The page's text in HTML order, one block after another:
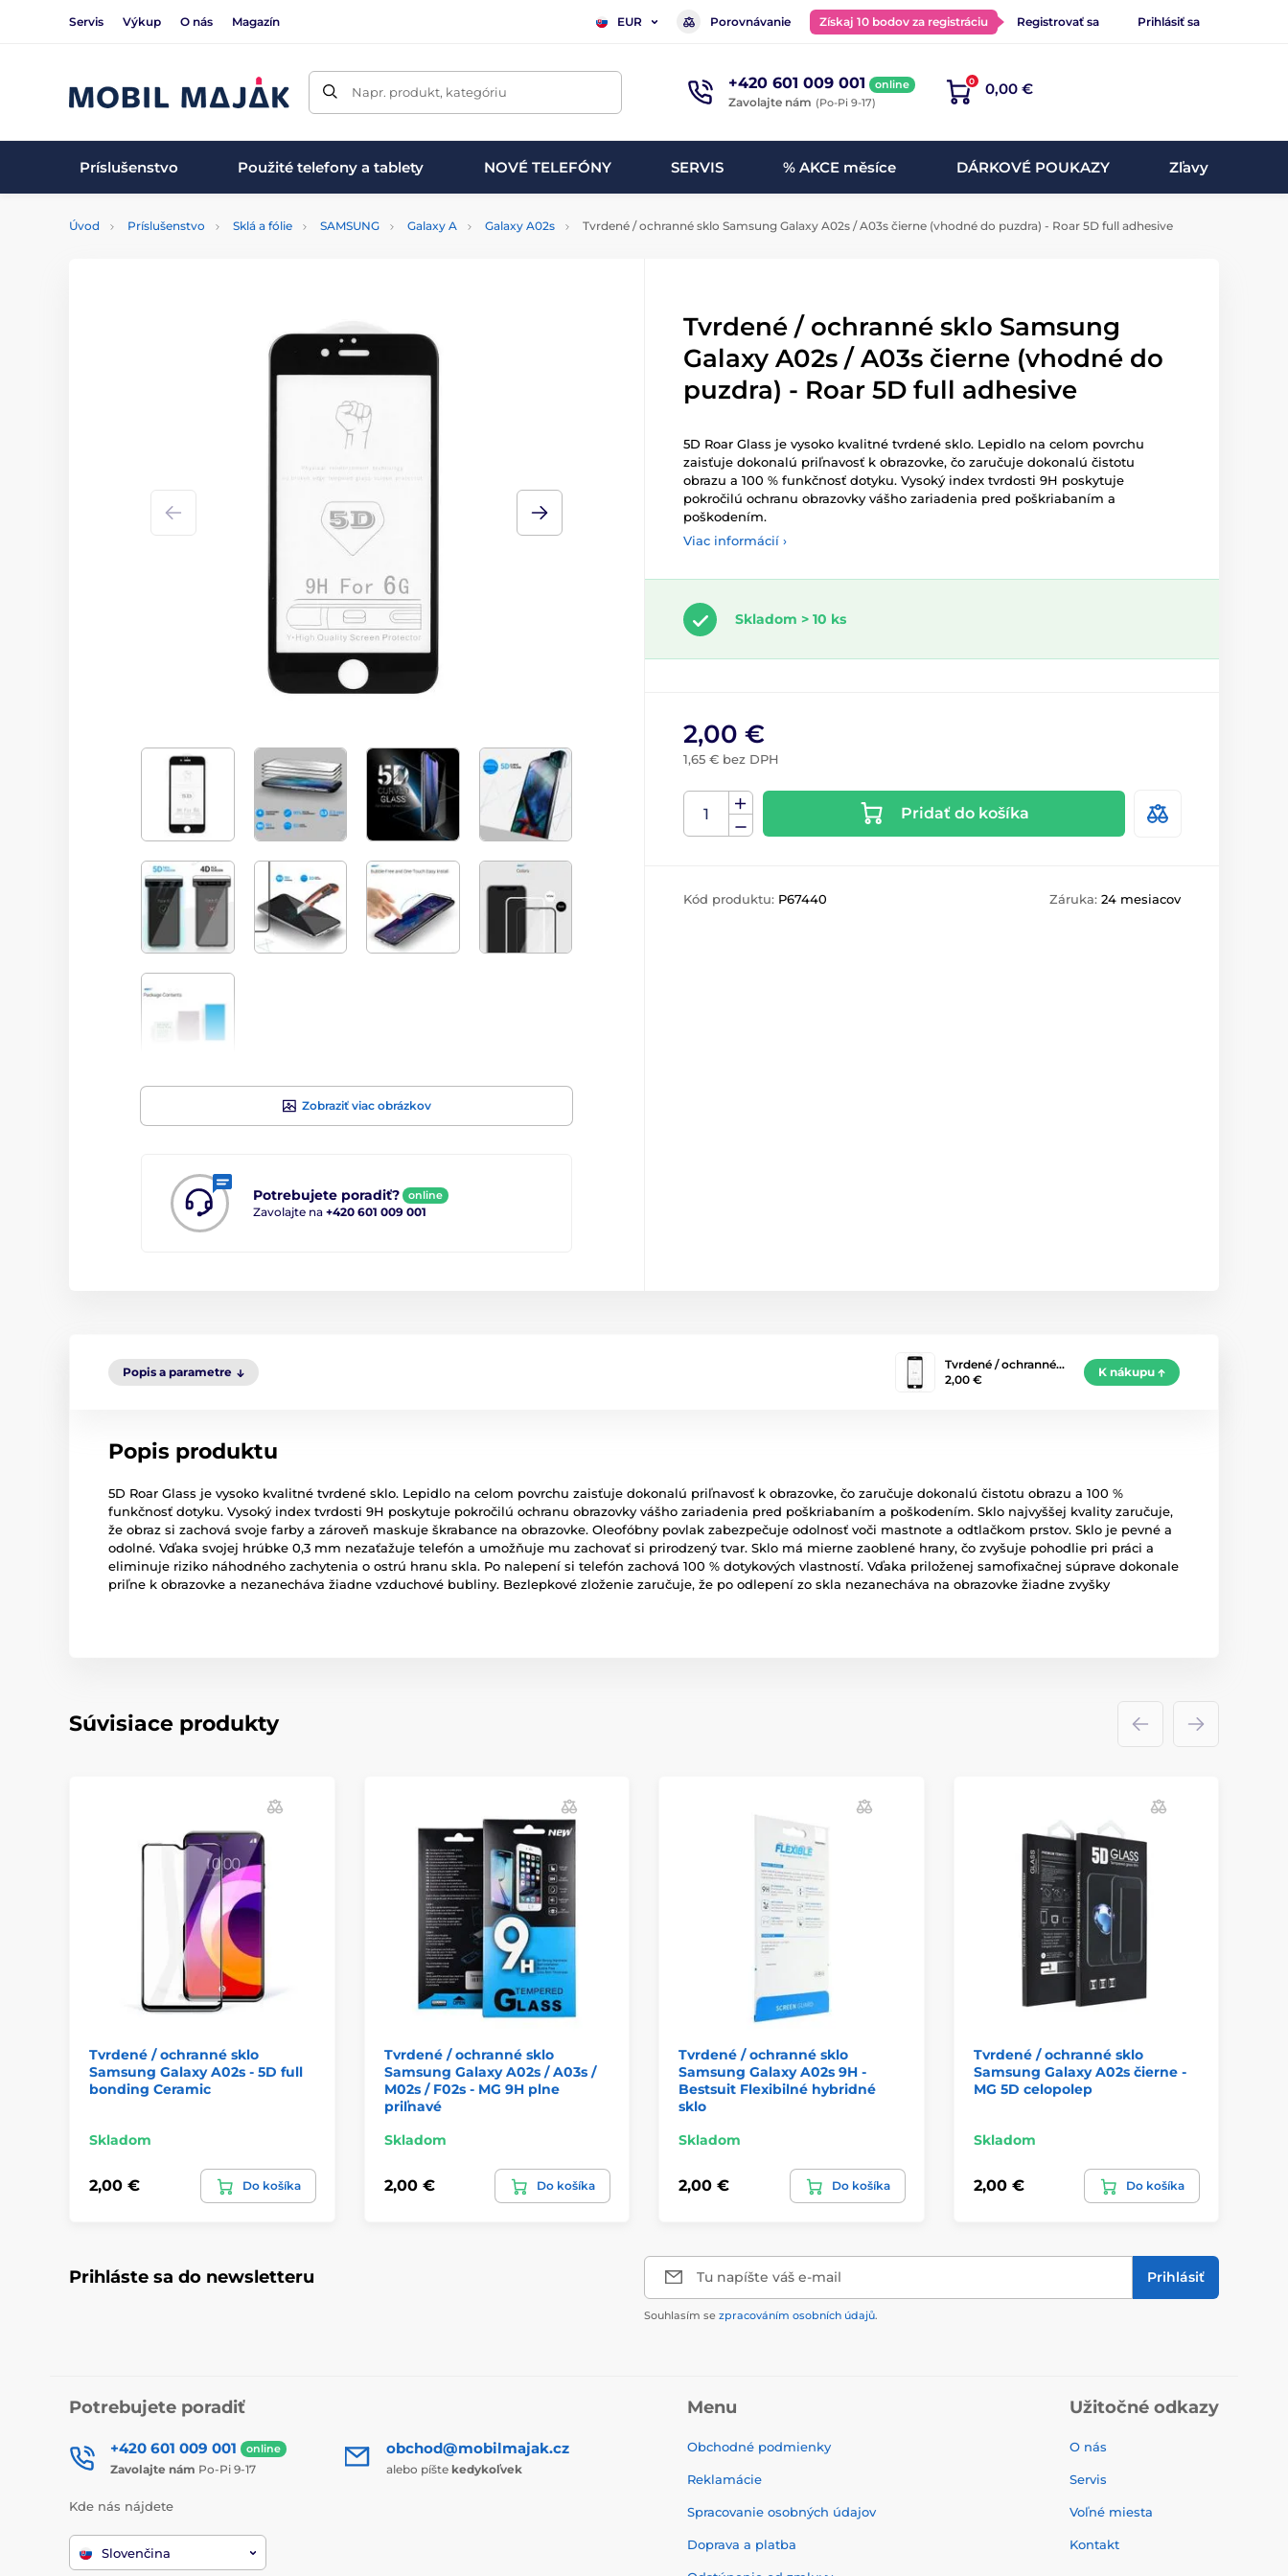
Servis Výkup O nás Magazín EUR Porovnávanie Získaj 10 bodov za registráciu Registrovať sa Prihlásiť sa
Napr. produkt, kategóriu +420 601 009 001 online
Zavolajte nám (Po-Pi 9-17)
0 0,00 €
Príslušenstvo Použité telefony a tablety NOVÉ TELEFÓNY SERVIS % AKCE měsíce DÁRKOVÉ POUKAZY Zľavy
Úvod Príslušenstvo Sklá a fólie SAMSUNG Galaxy A Galaxy A02s Tvrdené / ochranné sklo Samsung Galaxy A02s / A03s čierne (vhodné do puzdra) - Roar 5D full adhesive
Zobraziť viac obrázkov
Potrebujete poradiť? online
Zavolajte na +420 601 009 001
Tvrdené / ochranné sklo Samsung
Galaxy A02s / A03s čierne (vhodné do
puzdra) - Roar 5D full adhesive
5D Roar Glass je vysoko kvalitné tvrdené sklo. Lepidlo na celom povrchu
zaisťuje dokonalú priľnavosť k obrazovke, čo zaručuje dokonalú čistotu
obrazu a 100 % funkčnosť dotyku. Vysoký index tvrdosti 9H poskytuje
pokročilú ochranu obrazovky vášho zariadenia pred poškriabaním a
poškodením.
Viac informácií ›
Skladom > 10 ks
2,00 €
1,65 € bez DPH
Pridať do košíka
Kód produktu: P67440 Záruka: 24 mesiacov
Popis a parametre
Tvrdené / ochranné…
2,00 €
K nákupu
Popis produktu
5D Roar Glass je vysoko kvalitné tvrdené sklo. Lepidlo na celom povrchu zaisťuje dokonalú priľnavosť k obrazovke, čo zaručuje dokonalú čistotu obrazu a 100 %
funkčnosť dotyku. Vysoký index tvrdosti 9H poskytuje pokročilú ochranu obrazovky vášho zariadenia pred poškriabaním a poškodením. Sklo najvyššej kvality zaručuje,
že obraz si zachová svoje farby a zároveň maskuje škrabance na obrazovke. Oleofóbny povlak zabezpečuje odolnosť voči mastnote a odtlačkom prstov. Sklo je pevné a
odolné. Vďaka svojej hrúbke 0,3 mm nezaťažuje telefón a umožňuje mu zachovať si prirodzený tvar. Sklo má mierne zaoblené hrany, čo zvyšuje pohodlie pri práci a
eliminuje riziko náhodného zachytenia o ostrú hranu skla. Po nalepení si telefón zachová 100 % dotykových vlastností. Vďaka priloženej samofixačnej súprave dokonale
priľne k obrazovke a nezanecháva žiadne vzduchové bubliny. Bezlepkové zloženie zaručuje, že po odlepení zo skla nezanecháva na obrazovke žiadne zvyšky
Súvisiace produkty
Tvrdené / ochranné sklo
Samsung Galaxy A02s - 5D full
bonding Ceramic
Skladom
2,00 € Do košíka
Tvrdené / ochranné sklo
Samsung Galaxy A02s / A03s /
M02s / F02s - MG 9H plne
priľnavé
Skladom
2,00 € Do košíka
Tvrdené / ochranné sklo
Samsung Galaxy A02s 9H -
Bestsuit Flexibilné hybridné
sklo
Skladom
2,00 € Do košíka
Tvrdené / ochranné sklo
Samsung Galaxy A02s čierne -
MG 5D celopolep
Skladom
2,00 € Do košíka
Prihláste sa do newsletteru Tu napíšte váš e-mail Prihlásiť
Souhlasím se zpracováním osobních údajů.
Potrebujete poradiť
+420 601 009 001 online
Zavolajte nám Po-Pi 9-17
obchod@mobilmajak.cz
alebo píšte kedykoľvek
Kde nás nájdete
Slovenčina
Menu
Obchodné podmienky
Reklamácie
Spracovanie osobných údajov
Doprava a platba
Užitočné odkazy
O nás
Servis
Voľné miesta
Kontakt